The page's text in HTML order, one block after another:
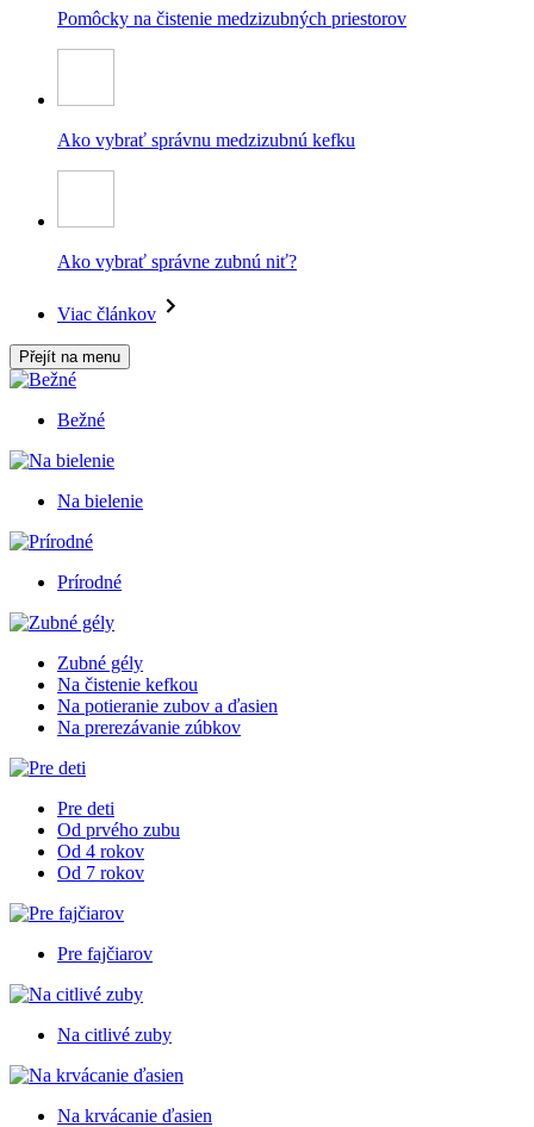
Pomôcky na čistenie medzizubných priestorov
Ako vybrať správnu medzizubnú kefku
Ako vybrať správne zubnú niť?
Viac článkov
Přejít na menu
Bežné
Na bielenie
Prírodné
Zubné gély
Na čistenie kefkou
Na potieranie zubov a ďasien
Na prerezávanie zúbkov
Pre deti
Od prvého zubu
Od 4 rokov
Od 7 rokov
Pre fajčiarov
Na citlivé zuby
Na krvácanie ďasien